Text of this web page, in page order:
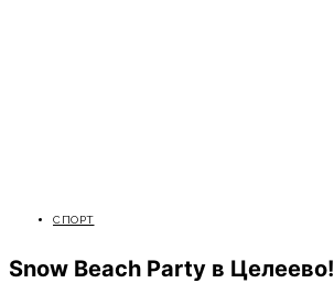
СПОРТ
Snow Beach Party в Целеево!